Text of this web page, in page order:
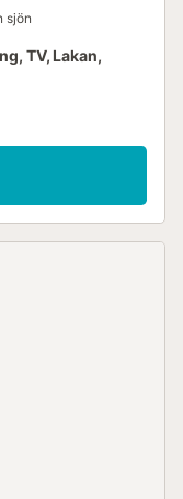
sjön
TV, Lakan,